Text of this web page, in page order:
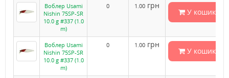
Воблер Usami
Nishin 75SP-SR
10.0 g #337 (1.0
m)
0 1.00 грн
У кошик
Воблер Usami
Nishin 75SP-SR
10.0 g #337 (1.0
m)
0 1.00 грн
У кошик